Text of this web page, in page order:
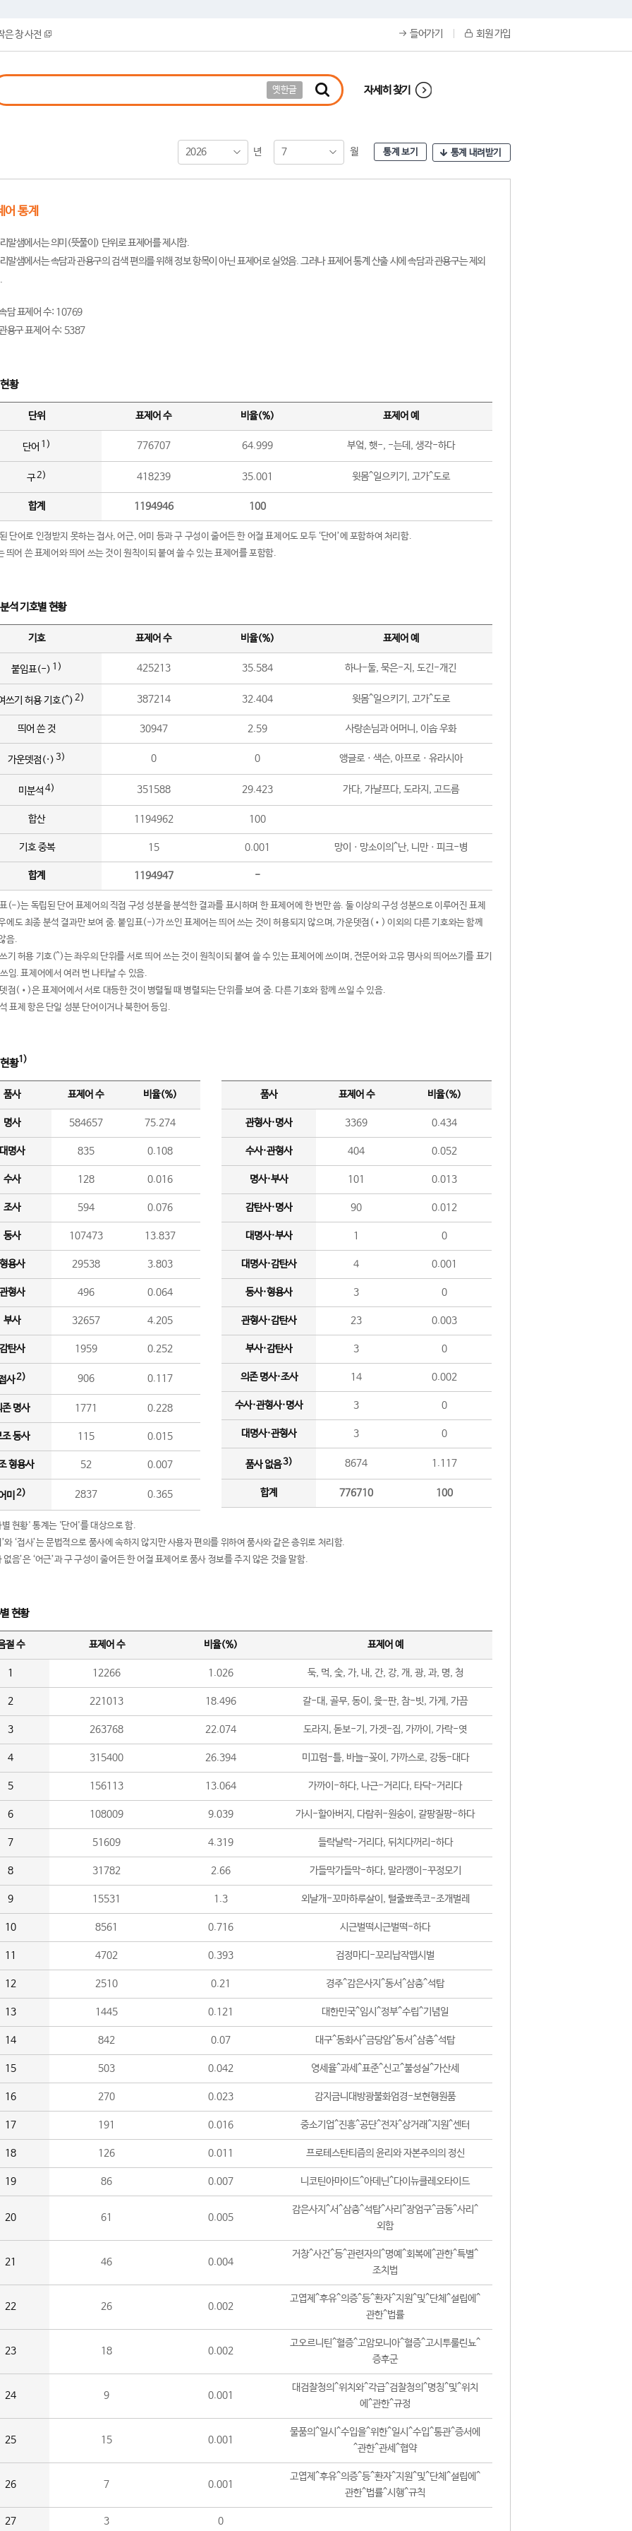
은 창 사전 들어가기 회원 가입
옛한글 자세히 찾기
2026 년 7 월 통계 보기 통계 내려받기
어 통계
말샘에서는 의미(뜻풀이) 단위로 표제어를 제시함.
말샘에서는 속담과 관용구의 검색 편의를 위해 정보 항목이 아닌 표제어로 실었음. 그러나 표제어 통계 산출 시에 속담과 관용구는 제외
담 표제어 수: 10769
용구 표제어 수: 5387
황
단위 표제어 수 비율(%) 표제어 예
단어 1) 776707 64.999 부엌, 햇-, -는데, 생각-하다
구2) 418239 35.001 윗몸^일으키기, 고가^도로
합계 1194946 100
단어로 인정받지 못하는 접사, 어근, 어미 등과 구 구성이 줄어든 한 어절 표제어도 모두 ‘단어’에 포함하여 처리함.
띄어 쓴 표제어와 띄어 쓰는 것이 원칙이되 붙여 쓸 수 있는 표제어를 포함함.
석 기호별 현황
기호 표제어 수 비율(%) 표제어 예
붙임표(-) 1) 425213 35.584 하나-둘, 묵은-지, 도긴-개긴
쓰기 허용 기호(^) 2) 387214 32.404 윗몸^일으키기, 고가^도로
띄어 쓴 것 30947 2.59 사랑손님과 어머니, 이솝 우화
가운뎃점(·) 3) 0 0 앵글로ㆍ색슨, 아프로ㆍ유라시아
미분석 4) 351588 29.423 가다, 가냘프다, 도라지, 고드름
합산 1194962 100
기호 중복 15 0.001 망이ㆍ망소이의^난, 니만ㆍ피크-병
합계 1194947 -
(-)는 독립된 단어 표제어의 직접 구성 성분을 분석한 결과를 표시하며 한 표제어에 한 번만 씀. 둘 이상의 구성 성분으로 이루어진 표제
에도 최종 분석 결과만 보여 줌. 붙임표(-)가 쓰인 표제어는 띄어 쓰는 것이 허용되지 않으며, 가운뎃점(•) 이외의 다른 기호와는 함께
음.
기 허용 기호(^)는 좌우의 단위를 서로 띄어 쓰는 것이 원칙이되 붙여 쓸 수 있는 표제어에 쓰이며, 전문어와 고유 명사의 띄어쓰기를 표기
임. 표제어에서 여러 번 나타날 수 있음.
점(•)은 표제어에서 서로 대등한 것이 병렬될 때 병렬되는 단위를 보여 줌. 다른 기호와 함께 쓰일 수 있음.
표제 항은 단일 성분 단어이거나 북한어 등임.
황1)
품사 표제어 수 비율(%)
명사 584657 75.274
명사 835 0.108
수사 128 0.016
조사 594 0.076
동사 107473 13.837
용사 29538 3.803
형사 496 0.064
부사 32657 4.205
탄사 1959 0.252
사2) 906 0.117
존 명사 1771 0.228
조 동사 115 0.015
형용사 52 0.007
미 2) 2837 0.365
품사 표제어 수 비율(%)
관형사·명사 3369 0.434
수사·관형사 404 0.052
명사·부사 101 0.013
감탄사·명사 90 0.012
대명사·부사 1 0
대명사·감탄사 4 0.001
동사·형용사 3 0
관형사·감탄사 23 0.003
부사·감탄사 3 0
의존 명사·조사 14 0.002
수사·관형사·명사 3 0
대명사·관형사 3 0
품사 없음3) 8674 1.117
합계 776710 100
현황' 통계는 '단어'를 대상으로 함.
와 ‘접사’는 문법적으로 품사에 속하지 않지만 사용자 편의를 위하여 품사와 같은 층위로 처리함.
없음’은 ‘어근’과 구 구성이 줄어든 한 어절 표제어로 품사 정보를 주지 않은 것을 말함.
현황
절 수 표제어 수 비율(%) 표제어 예
1 12266 1.026 둑, 먹, 숯, 가, 내, 간, 강, 개, 광, 과, 명, 청
2 221013 18.496 갈-대, 골무, 동이, 윷-판, 참-빗, 가게, 가끔
3 263768 22.074 도라지, 돋보-기, 가겟-집, 가까이, 가락-엿
4 315400 26.394 미끄럼-틀, 바늘-꽂이, 가까스로, 강동-대다
5 156113 13.064 가까이-하다, 나근-거리다, 타닥-거리다
6 108009 9.039 가시-할아버지, 다람쥐-원숭이, 갈팡질팡-하다
7 51609 4.319 들락날락-거리다, 뒤치다꺼리-하다
8 31782 2.66 가들막가들막-하다, 말라깽이-꾸정모기
9 15531 1.3 외날개-꼬마하루살이, 털줄뾰족코-조개벌레
10 8561 0.716 시근벌떡시근벌떡-하다
11 4702 0.393 검정마디-꼬리납작맵시벌
12 2510 0.21 경주^감은사지^동서^삼층^석탑
13 1445 0.121 대한민국^임시^정부^수립^기념일
14 842 0.07 대구^동화사^금당암^동서^삼층^석탑
15 503 0.042 영세율^과세^표준^신고^불성실^가산세
16 270 0.023 감지금니대방광불화엄경-보현행원품
17 191 0.016 중소기업^진흥^공단^전자^상거래^지원^센터
18 126 0.011 프로테스탄티즘의 윤리와 자본주의의 정신
19 86 0.007 니코틴아마이드^아데닌^다이뉴클레오타이드
20 61 0.005
감은사지^서^삼층^석탑^사리^장엄구^금동^사리^
외함
21 46 0.004
거창^사건^등^관련자의^명예^회복에^관한^특별^
조치법
22 26 0.002
고엽제^후유^의증^등^환자^지원^및^단체^설립에^
관한^법률
23 18 0.002
고오르니틴^혈증^고암모니아^혈증^고시투룰린뇨^
증후군
24 9 0.001
대검찰청의^위치와^각급^검찰청의^명칭^및^위치
에^관한^규정
25 15 0.001
물품의^일시^수입을^위한^일시^수입^통관^증서에
^관한^관세^협약
26 7 0.001
고엽제^후유^의증^등^환자^지원^및^단체^설립에^
관한^법률^시행^규칙
27 3 0